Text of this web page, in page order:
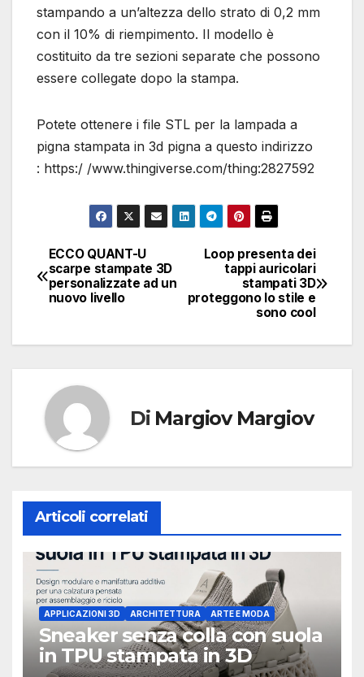
stampando a un’altezza dello strato di 0,2 mm
con il 10% di riempimento. Il modello è
costituito da tre sezioni separate che possono
essere collegate dopo la stampa.
Potete ottenere i file STL per la lampada a
pigna stampata in 3d pigna a questo indirizzo
: https:/ /www.thingiverse.com/thing:2827592
Navigazione
articoli
Loop presenta dei
tappi auricolari
stampati 3D
proteggono lo stile e
sono cool
ECCO QUANT-U
scarpe stampate 3D
personalizzate ad un
nuovo livello
Di Margiov Margiov
Articoli correlati
APPLICAZIONI 3D ARCHITETTURA ARTE E MODA
Sneaker senza colla con suola
in TPU stampata in 3D